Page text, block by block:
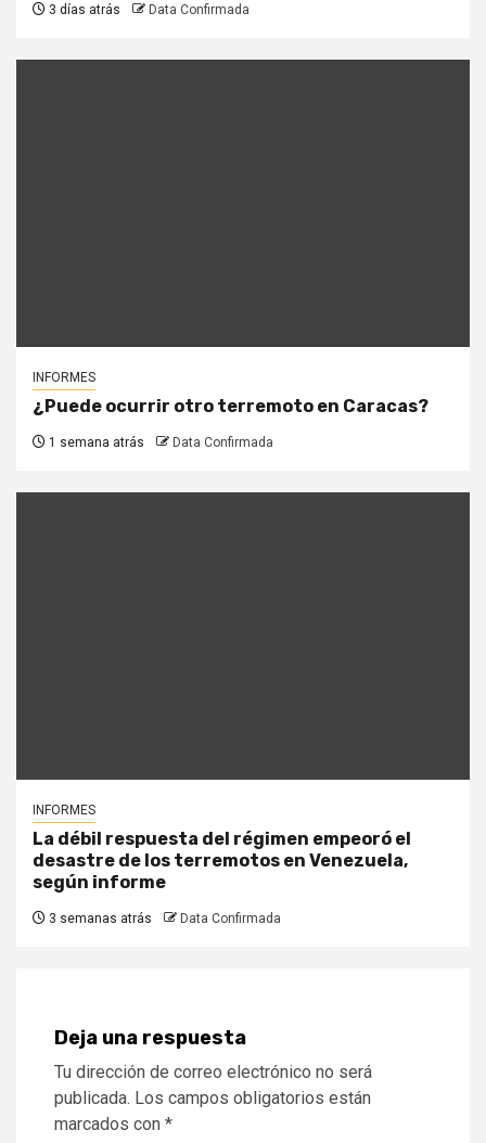
3 días atrás Data Confirmada
INFORMES
¿Puede ocurrir otro terremoto en Caracas?
1 semana atrás Data Confirmada
INFORMES
La débil respuesta del régimen empeoró el
desastre de los terremotos en Venezuela,
según informe
3 semanas atrás Data Confirmada
Deja una respuesta
Tu dirección de correo electrónico no será
publicada. Los campos obligatorios están
marcados con *